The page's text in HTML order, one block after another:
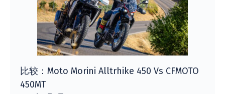
比较：Moto Morini Alltrhike 450 Vs CFMOTO
450MT